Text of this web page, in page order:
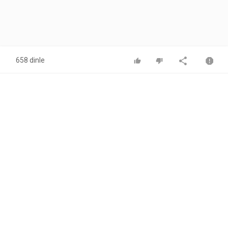
658 dinle